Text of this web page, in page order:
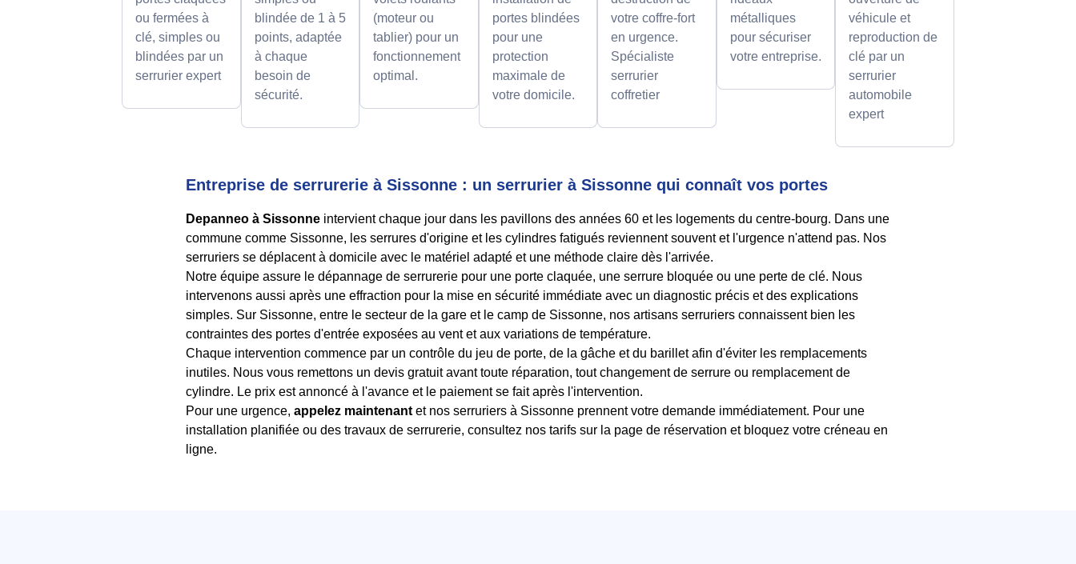
ou fermées à
clé, simples ou
blindées par un
serrurier expert
blindée de 1 à 5
points, adaptée
à chaque
besoin de
sécurité.
(moteur ou
tablier) pour un
fonctionnement
optimal.
portes blindées
pour une
protection
maximale de
votre domicile.
votre coffre-fort
en urgence.
Spécialiste
serrurier
coffretier
métalliques
pour sécuriser
votre entreprise.
véhicule et
reproduction de
clé par un
serrurier
automobile
expert
Entreprise de serrurerie à Sissonne : un serrurier à Sissonne qui connaît vos portes
Depanneo à Sissonne intervient chaque jour dans les pavillons des années 60 et les logements du centre-bourg. Dans une
commune comme Sissonne, les serrures d'origine et les cylindres fatigués reviennent souvent et l'urgence n'attend pas. Nos
serruriers se déplacent à domicile avec le matériel adapté et une méthode claire dès l'arrivée.
Notre équipe assure le dépannage de serrurerie pour une porte claquée, une serrure bloquée ou une perte de clé. Nous
intervenons aussi après une effraction pour la mise en sécurité immédiate avec un diagnostic précis et des explications
simples. Sur Sissonne, entre le secteur de la gare et le camp de Sissonne, nos artisans serruriers connaissent bien les
contraintes des portes d'entrée exposées au vent et aux variations de température.
Chaque intervention commence par un contrôle du jeu de porte, de la gâche et du barillet afin d'éviter les remplacements
inutiles. Nous vous remettons un devis gratuit avant toute réparation, tout changement de serrure ou remplacement de
cylindre. Le prix est annoncé à l'avance et le paiement se fait après l'intervention.
Pour une urgence, appelez maintenant et nos serruriers à Sissonne prennent votre demande immédiatement. Pour une
installation planifiée ou des travaux de serrurerie, consultez nos tarifs sur la page de réservation et bloquez votre créneau en
ligne.